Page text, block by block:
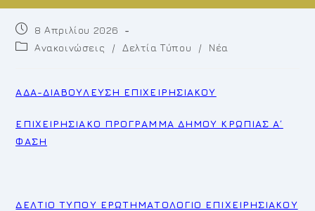
Post
published:
8 Απριλίου 2026
PostΑνακοινώσεις / Δελτία Τύπου / Νέα
ΑΔΑ-ΔΙΑΒΟΥΛΕΥΣΗ ΕΠΙΧΕΙΡΗΣΙΑΚΟΥ
ΕΠΙΧΕΙΡΗΣΙΑΚΟ ΠΡΟΓΡΑΜΜΑ ΔΗΜΟΥ ΚΡΩΠΙΑΣ Α΄
ΦΑΣΗ
ΔΕΛΤΙΟ ΤΥΠΟΥ ΕΡΩΤΗΜΑΤΟΛΟΓΙΟ ΕΠΙΧΕΙΡΗΣΙΑΚΟΥ